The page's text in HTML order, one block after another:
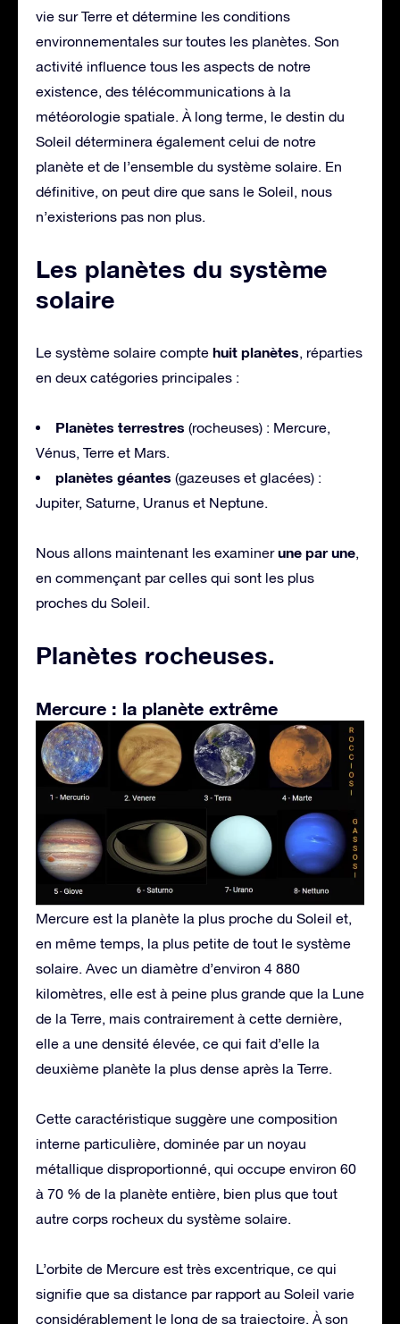
vie sur Terre et détermine les conditions
environnementales sur toutes les planètes. Son
activité influence tous les aspects de notre
existence, des télécommunications à la
météorologie spatiale. À long terme, le destin du
Soleil déterminera également celui de notre
planète et de l’ensemble du système solaire. En
définitive, on peut dire que sans le Soleil, nous
n’existerions pas non plus.
Les planètes du système
solaire
Le système solaire compte huit planètes, réparties
en deux catégories principales :
Planètes terrestres (rocheuses) : Mercure,
Vénus, Terre et Mars.
planètes géantes (gazeuses et glacées) :
Jupiter, Saturne, Uranus et Neptune.
Nous allons maintenant les examinerune par une,
en commençant par celles qui sont les plus
proches du Soleil.
Planètes rocheuses.
Mercure : la planète extrême
Mercure est la planète la plus proche du Soleil et,
en même temps, la plus petite de tout le système
solaire. Avec un diamètre d’environ 4 880
kilomètres, elle est à peine plus grande que la Lune
de la Terre, mais contrairement à cette dernière,
elle a une densité élevée, ce qui fait d’elle la
deuxième planète la plus dense après la Terre.
Cette caractéristique suggère une composition
interne particulière, dominée par un noyau
métallique disproportionné, qui occupe environ 60
à 70 % de la planète entière, bien plus que tout
autre corps rocheux du système solaire.
L’orbite de Mercure est très excentrique, ce qui
signifie que sa distance par rapport au Soleil varie
considérablement le long de sa trajectoire. À son